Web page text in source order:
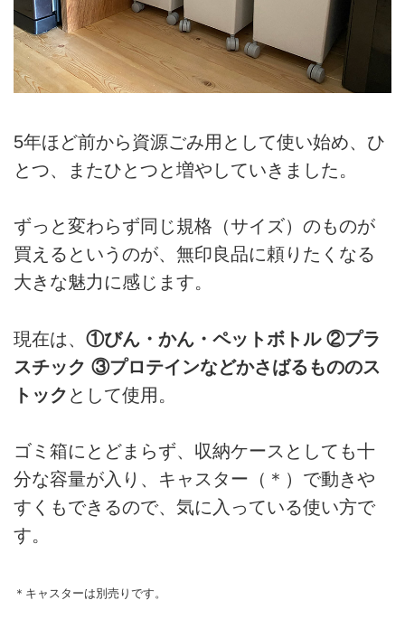
5年ほど前から資源ごみ用として使い始め、ひ
とつ、またひとつと増やしていきました。
ずっと変わらず同じ規格（サイズ）のものが
買えるというのが、無印良品に頼りたくなる
大きな魅力に感じます。
現在は、 ①びん・かん・ペットボトル ②プラ
スチック ③プロテインなどかさばるもののス
トック として使用。
ゴミ箱にとどまらず、収納ケースとしても十
分な容量が入り、キャスター（＊）で動きや
すくもできるので、気に入っている使い方で
す。
＊キャスターは別売りです。